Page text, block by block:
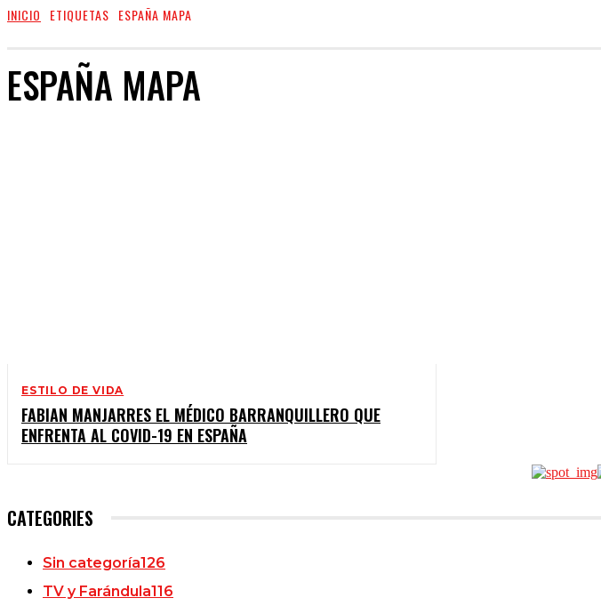
INICIO ETIQUETAS ESPAÑA MAPA
ESPAÑA MAPA
ESTILO DE VIDA
FABIAN MANJARRES EL MÉDICO BARRANQUILLERO QUE
ENFRENTA AL COVID-19 EN ESPAÑA
CATEGORIES
Sin categoría126
TV y Farándula116